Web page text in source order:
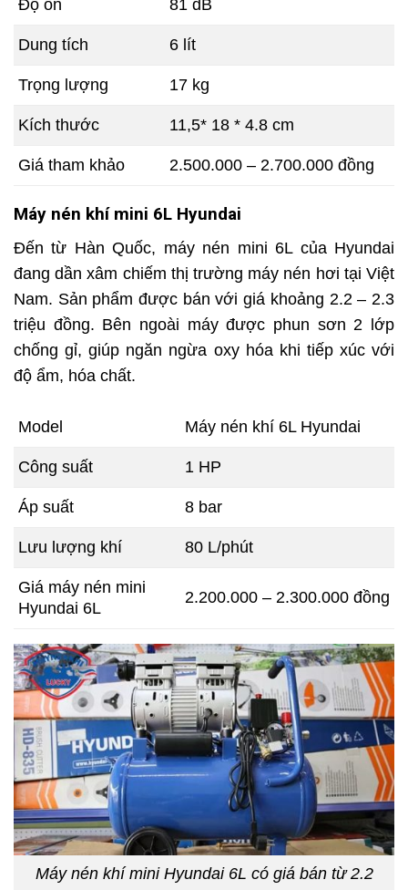
Độ ồn 81 dB
Dung tích 6 lít
Trọng lượng 17 kg
Kích thước 11,5* 18 * 4.8 cm
Giá tham khảo 2.500.000 – 2.700.000 đồng
Máy nén khí mini 6L Hyundai
Đến từ Hàn Quốc, máy nén mini 6L của Hyundai
đang dần xâm chiếm thị trường máy nén hơi tại Việt
Nam. Sản phẩm được bán với giá khoảng 2.2 – 2.3
triệu đồng. Bên ngoài máy được phun sơn 2 lớp
chống gỉ, giúp ngăn ngừa oxy hóa khi tiếp xúc với
độ ẩm, hóa chất.
Model Máy nén khí 6L Hyundai
Công suất 1 HP
Áp suất 8 bar
Lưu lượng khí 80 L/phút
Giá máy nén mini
Hyundai 6L
2.200.000 – 2.300.000 đồng
Máy nén khí mini Hyundai 6L có giá bán từ 2.2